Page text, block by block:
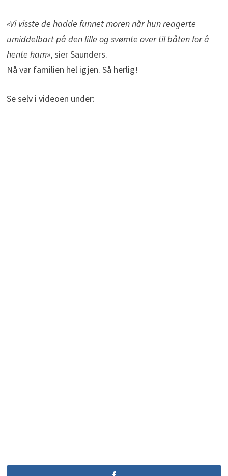
«Vi visste de hadde funnet moren når hun reagerte
umiddelbart på den lille og svømte over til båten for å
hente ham», sier Saunders.
Nå var familien hel igjen. Så herlig!
Se selv i videoen under: